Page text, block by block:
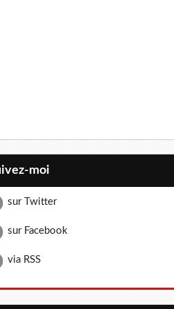
moi
sur Twitter
sur Facebook
via RSS